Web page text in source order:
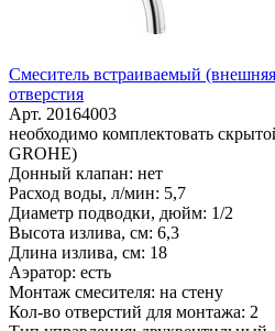
Смеситель встраиваемый
отверстия
Арт. 20164003
необходимо комплектовать
GROHE)
Донный клапан: нет
Расход воды, л/мин: 5,7
Диаметр подводки, дюйм: 1/2
Высота излива, см: 6,3
Длина излива, см: 18
Аэратор: есть
Монтаж смесителя: на стену
Кол-во отверстий для монтажа: 2